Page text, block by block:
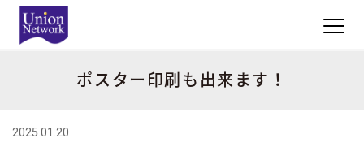
ポスター印刷も出来ます！
2025.01.20